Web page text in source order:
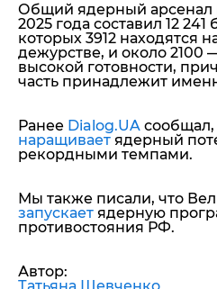
Общий ядерный арсенал
2025 года составил 12 241
которых 3912 находятся
дежурстве, и около 2100
высокой готовности,
часть принадлежит
Ранее Dialog.UA сообщал,
наращивает ядерный
рекордными темпами.
Мы также писали, что
запускает ядерную
противостояния РФ.
Автор: